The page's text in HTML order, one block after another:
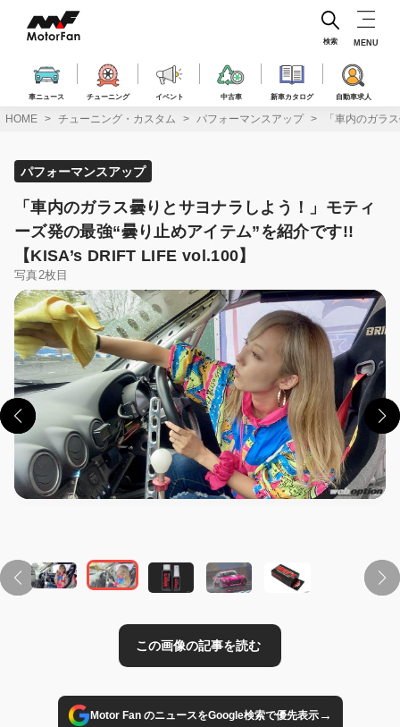
ス
車ニュース チューニング イベント 中古車 新車カタログ 自動車求人
検索 MENU
HOME チューニング・カスタム パフォーマンスアップ 「車内のガラ
パフォーマンスアップ
「車内のガラス曇りとサヨナラしよう！」モティ
ーズ発の最強“曇り止めアイテム”を紹介です!!
【KISA’s DRIFT LIFE vol.100】
写真2枚目
Motor Fan のニュースをGoogle検索で優先表示→